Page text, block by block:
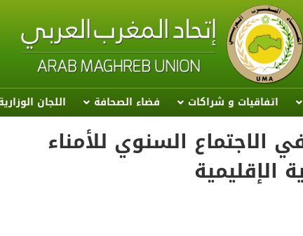
اتفاقيات و شراكات فضاء الصحافة اللجان
الاجتماع السنوي للأمناء
الإقليمية